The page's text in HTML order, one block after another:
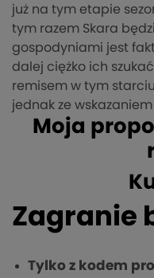
już na tym etapie
tym razem Skara
gospodyniami jest
dalej ciężko ich
remisem w tym
jednak ze
Moja
Zagranie
Tylko z kodem